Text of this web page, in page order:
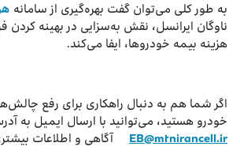
به طور کلی می‌توان گفت بهره‌گیری از سامانه
ناوگان ایرانسل، نقش به‌سزایی در بهینه کردن
هزینه بیمه خودروها، ایفا می‌کند.
اگر شما هم به دنبال راهکاری برای رفع
خودرو هستید، می‌توانید با ارسال ایمیل به
EB@mtnirancell.ir آگاهی و اطلاعات